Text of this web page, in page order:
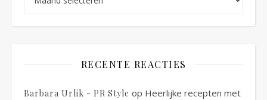
RECENTE REACTIES
Barbara Urlik - PR Style op Heerlijke recepten met